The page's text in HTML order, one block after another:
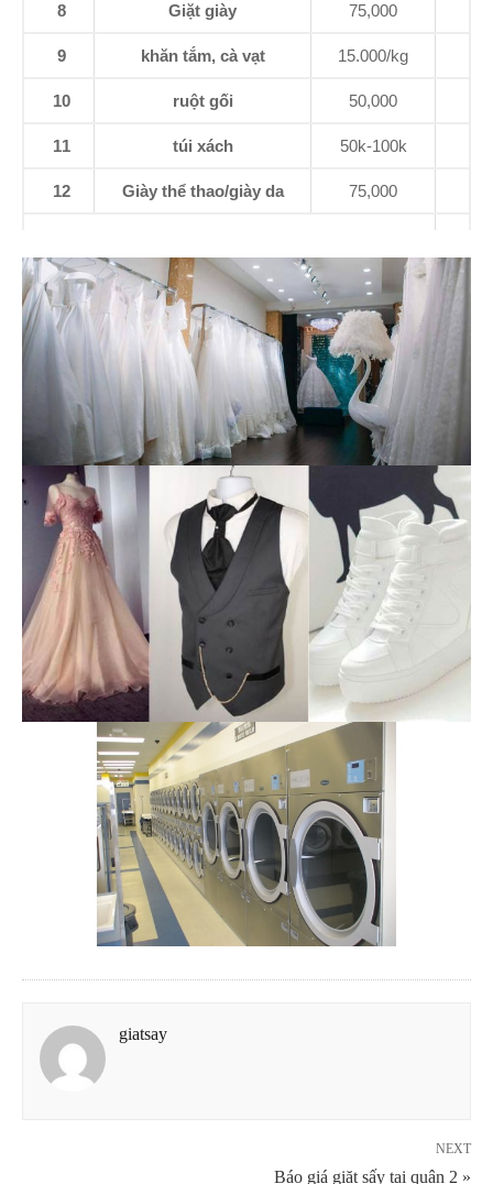
8 Giặt giày 75,000
9 khăn tắm, cà vạt 15.000/kg
10 ruột gối 50,000
11 túi xách 50k-100k
12 Giày thể thao/giày da 75,000
giatsay
NEXT
Báo giá giặt sấy tại quận 2 »